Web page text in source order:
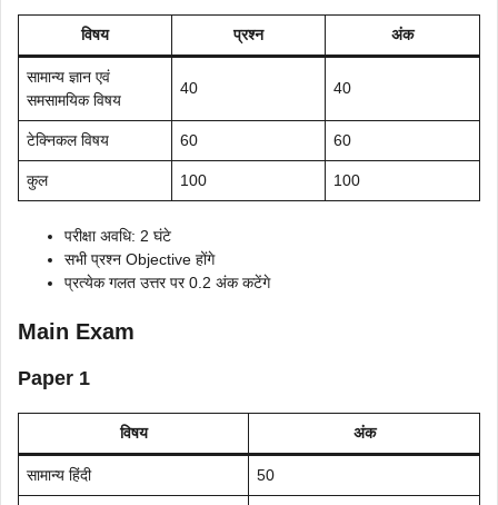
विषय प्रश्न अंक
सामान्य ज्ञान एवं
समसामयिक विषय
40 40
टेक्निकल विषय 60 60
कुल 100 100
परीक्षा अवधि: 2 घंटे
सभी प्रश्न Objective होंगे
प्रत्येक गलत उत्तर पर 0.2 अंक कटेंगे
Main Exam
Paper 1
विषय अंक
सामान्य हिंदी 50